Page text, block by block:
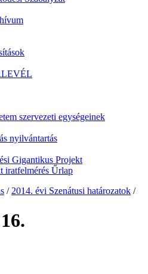
szervezeti egységeinek
nyilvántartás
Gigantikus Projekt
iratfelmérés Űrlap
/ 2014. évi Szenátusi határozatok /